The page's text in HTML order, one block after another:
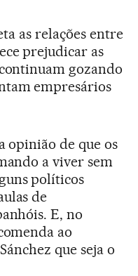
as relações entre
prejudicar as
gozando
empresários
opinião de que os
a viver sem
políticos
de
E, no
ao
que seja o